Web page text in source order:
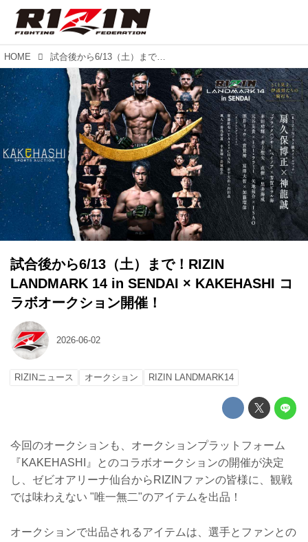
HOME 試合後から6/13（土）まで！RIZIN LANDMARK 14 in SENDAI × KAKEHASHI コラボオークション開催！
試合後から6/13（土）まで！RIZIN
LANDMARK 14 in SENDAI × KAKEHASHI コ
ラボオークション開催！
2026-06-02
RIZINニュース オークション RIZIN LANDMARK14
今回のオークションも、オークションプラットフォーム
『KAKEHASHI』とのコラボオークションの開催が決定
し、ゼビオアリーナ仙台からRIZINファンの皆様に、観戦
では味わえない "唯一無二"のアイテムを出品！
オークションで出品されるアイテムは、選手とファンとの